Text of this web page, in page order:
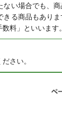
ない場合でも、
きる商品もあり
料」といいます。
さい。